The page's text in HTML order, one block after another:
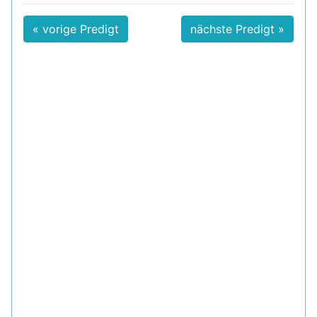
« vorige Predigt nächste Predigt »